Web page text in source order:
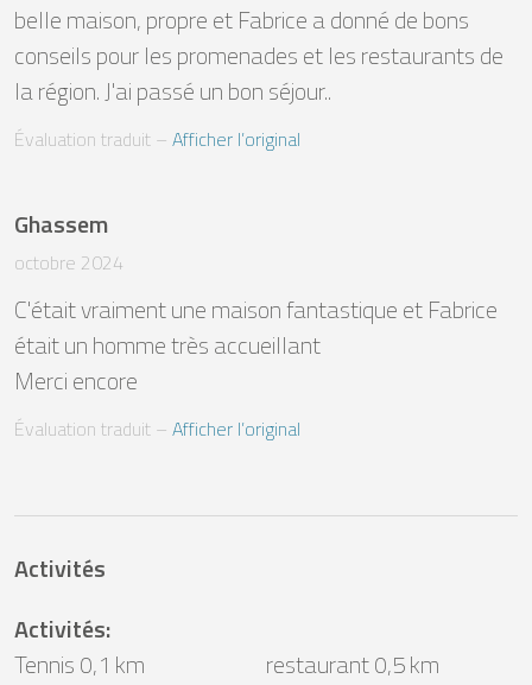
belle maison, propre et Fabrice a donné de bons
conseils pour les promenades et les restaurants de
la région. J'ai passé un bon séjour..
Évaluation traduit – Afficher l’original
Ghassem
octobre 2024
C'était vraiment une maison fantastique et Fabrice
était un homme très accueillant
Merci encore
Évaluation traduit – Afficher l’original
Activités
Activités:
Tennis 0,1 km
restaurant 0,5 km